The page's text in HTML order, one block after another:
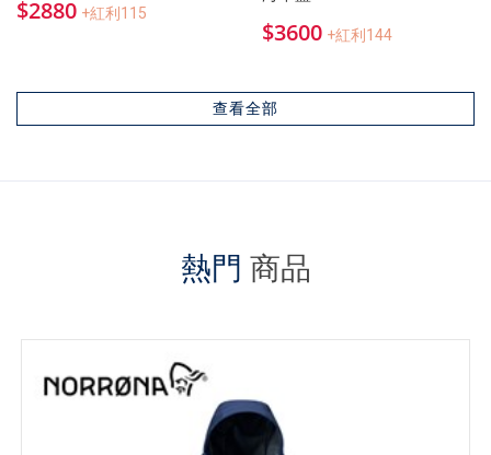
$2880 +紅利115
$3600 +紅利144
查看全部
熱門 商品